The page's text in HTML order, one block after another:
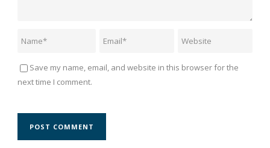
Save my name, email, and website in this browser for the
next time I comment.